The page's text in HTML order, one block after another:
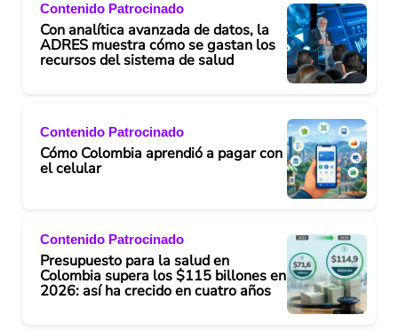
Contenido Patrocinado
Con analítica avanzada de datos, la
ADRES muestra cómo se gastan los
recursos del sistema de salud
Contenido Patrocinado
Cómo Colombia aprendió a pagar con
el celular
Contenido Patrocinado
Presupuesto para la salud en
Colombia supera los $115 billones en
2026: así ha crecido en cuatro años